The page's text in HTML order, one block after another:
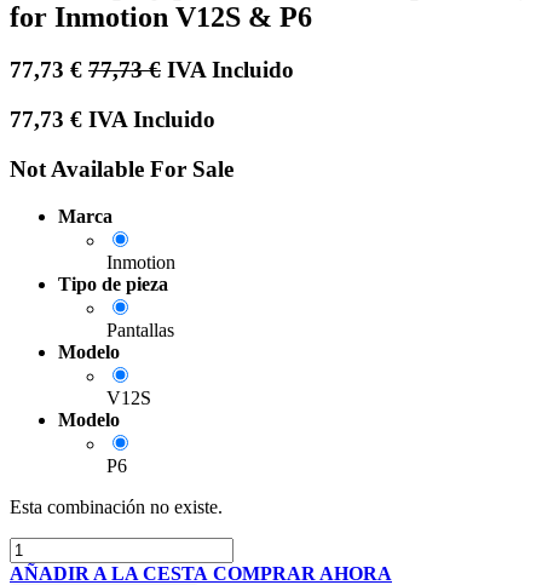
for Inmotion V12S & P6
77,73 € 77,73€ IVA Incluido
77,73 € IVA Incluido
Not Available For Sale
Marca
Inmotion
Tipo de pieza
Pantallas
Modelo
V12S
Modelo
P6
Esta combinación no existe.
AÑADIR A LA CESTA COMPRAR AHORA